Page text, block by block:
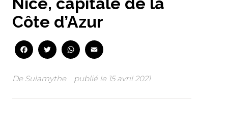
Côte d’Azur
FacebookTwitterWhatsApp
De Sulamythe publié le 15 avril 2021